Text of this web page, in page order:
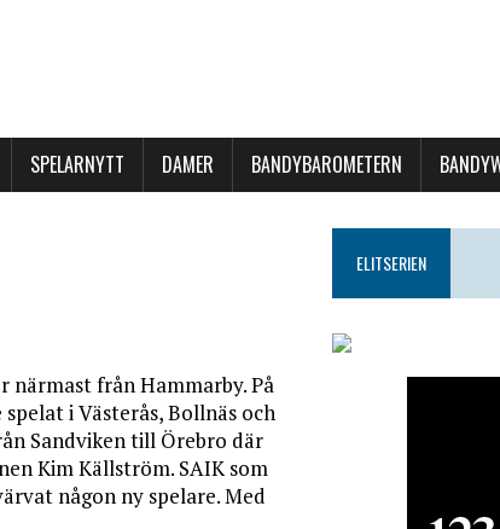
SPELARNYTT DAMER BANDYBAROMETERN
närmast från Hammarby. På
i Västerås, Bollnäs och
Sandviken till Örebro där
Kim Källström. SAIK som
någon ny spelare. Med
ELITSERIEN